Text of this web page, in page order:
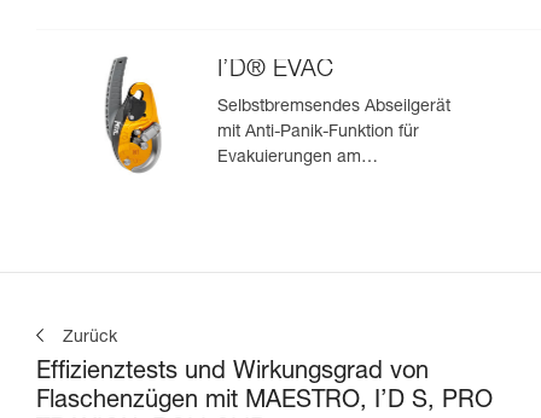
I’D® EVAC
Selbstbremsendes Abseilgerät
mit Anti-Panik-Funktion für
Evakuierungen am
Zurück
Effizienztests und Wirkungsgrad von
Flaschenzügen mit MAESTRO, I’D S, PRO